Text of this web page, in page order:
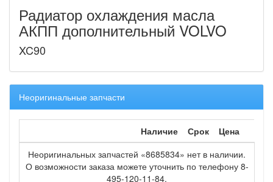
Радиатор охлаждения масла
АКПП дополнительный VOLVO
XC90
Неоригинальные запчасти
Наличие Срок
Цена
Неоригинальных запчастей «8685834» нет в наличии.
О возможности заказа можете уточнить по телефону 8-
495-120-11-84.